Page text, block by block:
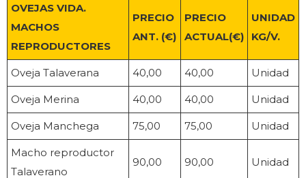
OVEJAS VIDA.
MACHOS
REPRODUCTORES
PRECIO
ANT. (€)
PRECIO
ACTUAL(€)
UNIDAD
KG/V.
Oveja Talaverana 40,00 40,00 Unidad
Oveja Merina 40,00 40,00 Unidad
Oveja Manchega 75,00 75,00 Unidad
Macho reproductor
Talaverano
90,00 90,00 Unidad